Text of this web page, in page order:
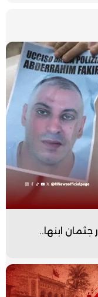
جثمان ابنها..